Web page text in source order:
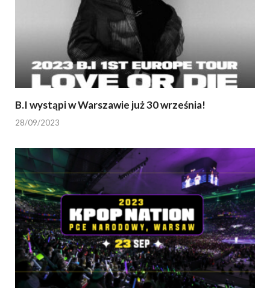
B.I wystąpi w Warszawie już 30 września!
28/09/2023